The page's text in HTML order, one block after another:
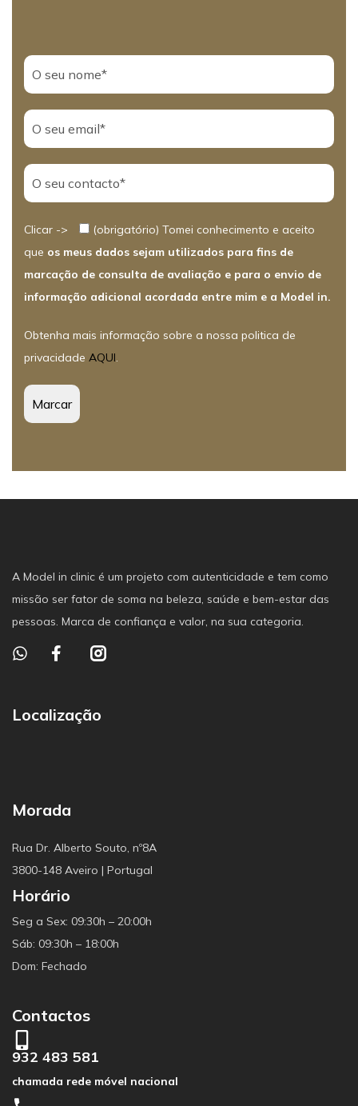
Clicar ->
(obrigatório) Tomei conhecimento e aceito
que os meus dados sejam utilizados para fins de
marcação de consulta de avaliação e para o envio de
informação adicional acordada entre mim e a Model in.
Obtenha mais informação sobre a nossa politica de
privacidade AQUI.
A Model in clinic é um projeto com autenticidade e tem como
missão ser fator de soma na beleza, saúde e bem-estar das
pessoas. Marca de confiança e valor, na sua categoria.
Localização
Morada
Rua Dr. Alberto Souto, nº8A
3800-148 Aveiro | Portugal
Horário
Seg a Sex: 09:30h – 20:00h
Sáb: 09:30h – 18:00h
Dom: Fechado
Contactos
932 483 581
chamada rede móvel nacional